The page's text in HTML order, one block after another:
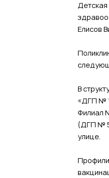
Елисов
В
«ДГП №
Филиал
(ДГП №
улице.
Профили